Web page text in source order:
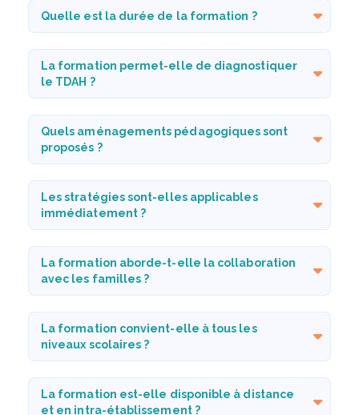
Quelle est la durée de la formation ?
La formation permet-elle de diagnostiquer
le TDAH ?
Quels aménagements pédagogiques sont
proposés ?
Les stratégies sont-elles applicables
immédiatement ?
La formation aborde-t-elle la collaboration
avec les familles ?
La formation convient-elle à tous les
niveaux scolaires ?
La formation est-elle disponible à distance
et en intra-établissement ?